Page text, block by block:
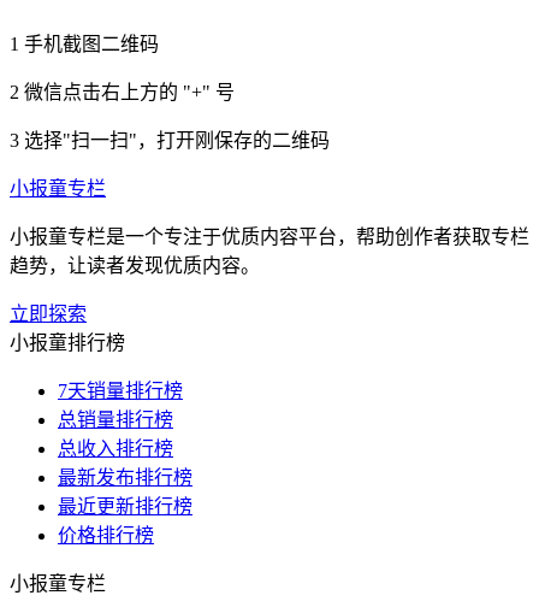
1 手机截图二维码
2 微信点击右上方的 "+" 号
3 选择"扫一扫"，打开刚保存的二维码
小报童专栏
小报童专栏是一个专注于优质内容平台，帮助创作者获取专栏
趋势，让读者发现优质内容。
立即探索
小报童排行榜
7天销量排行榜
总销量排行榜
总收入排行榜
最新发布排行榜
最近更新排行榜
价格排行榜
小报童专栏